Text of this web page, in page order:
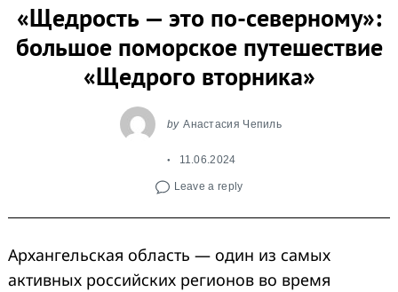
«Щедрость — это по-северному»:
большое поморское путешествие
«Щедрого вторника»
by Анастасия Чепиль
11.06.2024
Leave a reply
Архангельская область — один из самых
активных российских регионов во время